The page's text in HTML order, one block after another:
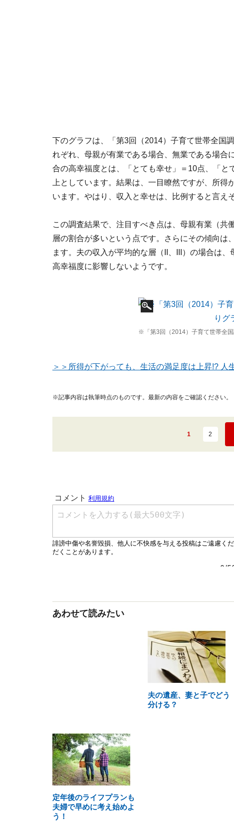
下のグラフは、「第3回（2014）子育て世帯全国
れぞれ、母親が有業である場合、無業である場合
合の高幸福度とは、「とても幸せ」＝10点、「
上としています。結果は、一目瞭然ですが、所
います。やはり、収入と幸せは、比例すると言え
この調査結果で、注目すべき点は、母親有業（
層の割合が多いという点です。さらにその傾向は
ます。夫の収入が平均的な層（II、III）の場合は
高幸福度に影響しないようです。
※「第3回（2014）子育て世帯全
＞＞所得が下がっても、生活の満足度は上昇!? 人
※記事内容は執筆時点のものです。最新の内容をご確認ください。
1 2
あわせて読みたい
夫の遺産、妻と子でどう
分ける？
定年後のライフプランも
夫婦で早めに考え始めよ
う！